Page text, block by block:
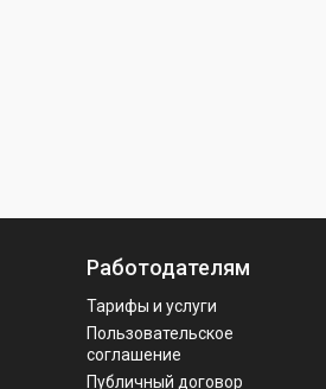
Работодателям
Тарифы и услуги
Пользовательское
соглашение
Публичный договор